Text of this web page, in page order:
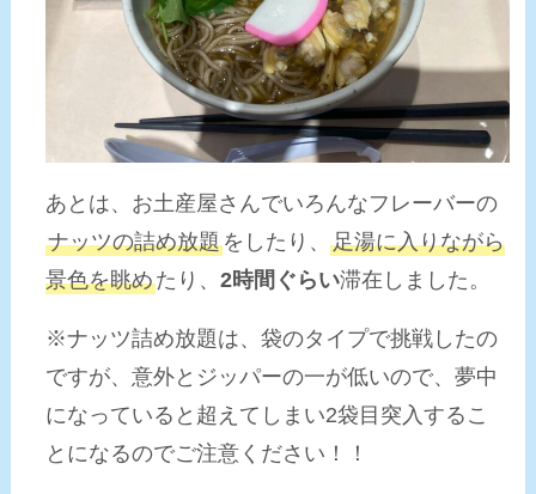
あとは、お土産屋さんでいろんなフレーバーの
ナッツの詰め放題をしたり、足湯に入りながら
景色を眺めたり、2時間ぐらい滞在しました。
※ナッツ詰め放題は、袋のタイプで挑戦したの
ですが、意外とジッパーの一が低いので、夢中
になっていると超えてしまい2袋目突入するこ
とになるのでご注意ください！！